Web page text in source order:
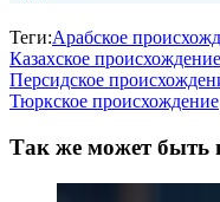
Теги:Арабское
Казахское происхождение
Персидское
Тюркское происхождение
Так же может быть